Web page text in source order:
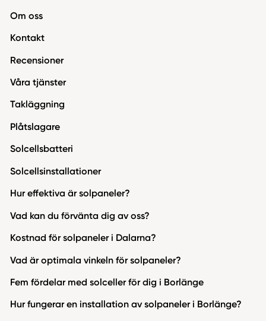
Om oss
Kontakt
Recensioner
Våra tjänster
Takläggning
Plåtslagare
Solcellsbatteri
Solcellsinstallationer
Hur effektiva är solpaneler?
Vad kan du förvänta dig av oss?
Kostnad för solpaneler i Dalarna?
Vad är optimala vinkeln för solpaneler?
Fem fördelar med solceller för dig i Borlänge
Hur fungerar en installation av solpaneler i Borlänge?